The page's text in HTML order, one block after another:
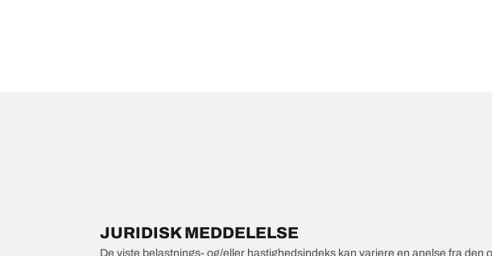
JURIDISK MEDDELELSE
De viste belastnings- og/eller hastighedsindeks kan variere en anelse fra